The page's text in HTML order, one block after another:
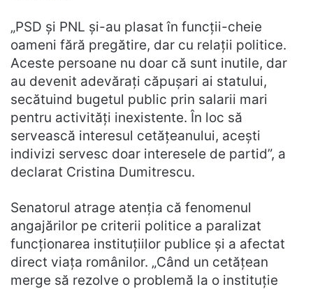
„PSD și PNL și-au plasat în funcții-cheie
oameni fără pregătire, dar cu relații politice.
Aceste persoane nu doar că sunt inutile, dar
au devenit adevărați căpușari ai statului,
secătuind bugetul public prin salarii mari
pentru activități inexistente. În loc să
servească interesul cetățeanului, acești
indivizi servesc doar interesele de partid”, a
declarat Cristina Dumitrescu.
Senatorul atrage atenția că fenomenul
angajărilor pe criterii politice a paralizat
funcționarea instituțiilor publice și a afectat
direct viața românilor. „Când un cetățean
merge să rezolve o problemă la o instituție